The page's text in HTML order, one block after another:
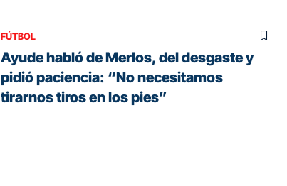
FÚTBOL
Ayude habló de Merlos, del desgaste y
pidió paciencia: “No necesitamos
tirarnos tiros en los pies”